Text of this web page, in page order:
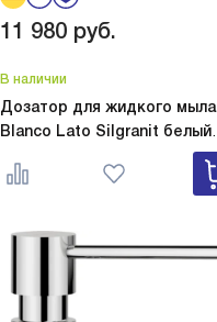
11 980 руб.
В наличии
Дозатор для жидкого мыла
Blanco Lato Silgranit белый
Lato Silgranit белый 525814